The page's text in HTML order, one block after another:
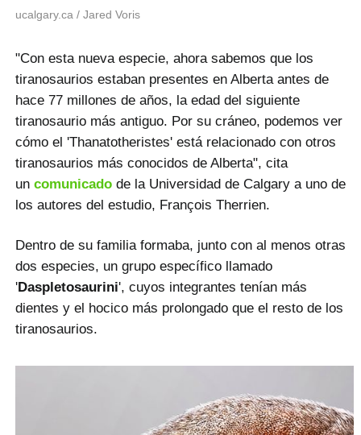
ucalgary.ca / Jared Voris
"Con esta nueva especie, ahora sabemos que los
tiranosaurios estaban presentes en Alberta antes de
hace 77 millones de años, la edad del siguiente
tiranosaurio más antiguo. Por su cráneo, podemos ver
cómo el 'Thanatotheristes' está relacionado con otros
tiranosaurios más conocidos de Alberta", cita
un comunicadode la Universidad de Calgary a uno de
los autores del estudio, François Therrien.
Dentro de su familia formaba, junto con al menos otras
dos especies, un grupo específico llamado
'Daspletosaurini', cuyos integrantes tenían más
dientes y el hocico más prolongado que el resto de los
tiranosaurios.